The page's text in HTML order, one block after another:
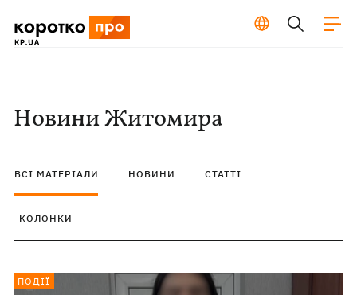
Новини Житомира
ВСІ МАТЕРІАЛИ НОВИНИ СТАТТІ
КОЛОНКИ
ПОДІЇ